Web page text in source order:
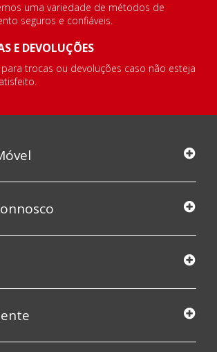
uma variedade de métodos de
seguros e confiáveis.
E DEVOLUÇÕES
trocas ou devoluções caso não esteja